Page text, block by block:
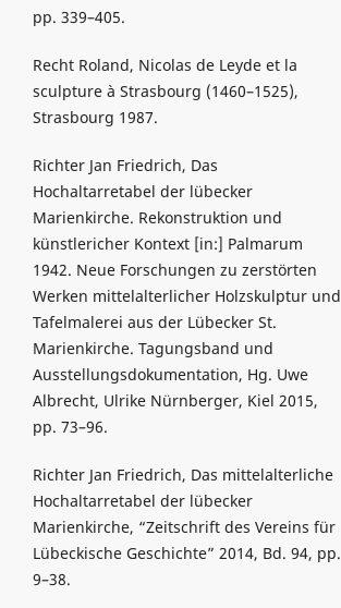
pp. 339–405.
Recht Roland, Nicolas de Leyde et la
sculpture à Strasbourg (1460–1525),
Strasbourg 1987.
Richter Jan Friedrich, Das
Hochaltarretabel der lübecker
Marienkirche. Rekonstruktion und
künstlericher Kontext [in:] Palmarum
1942. Neue Forschungen zu zerstörten
Werken mittelalterlicher Holzskulptur und
Tafelmalerei aus der Lübecker St.
Marienkirche. Tagungsband und
Ausstellungsdokumentation, Hg. Uwe
Albrecht, Ulrike Nürnberger, Kiel 2015,
pp. 73–96.
Richter Jan Friedrich, Das mittelalterliche
Hochaltarretabel der lübecker
Marienkirche, “Zeitschrift des Vereins für
Lübeckische Geschichte” 2014, Bd. 94, pp.
9–38.